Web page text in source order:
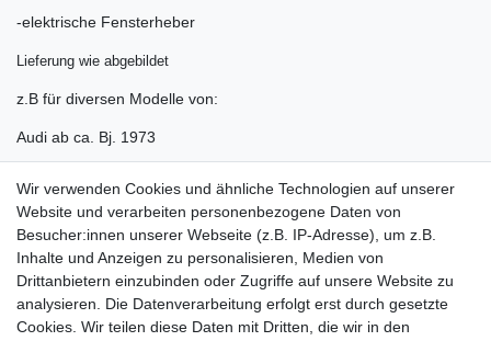
-elektrische Fensterheber
Lieferung wie abgebildet
z.B für diversen Modelle von:
Audi ab ca. Bj. 1973
Skoda ab ca. 1995
VW ab ca. Bj. 1971
Natürlich auch für Bastler geeignet
Größere Mengen auf Anfrage
Wir verwenden Cookies und ähnliche Technologien auf unserer
Website und verarbeiten personenbezogene Daten von
Besucher:innen unserer Webseite (z.B. IP-Adresse), um z.B.
Inhalte und Anzeigen zu personalisieren, Medien von
Drittanbietern einzubinden oder Zugriffe auf unsere Website zu
analysieren. Die Datenverarbeitung erfolgt erst durch gesetzte
Cookies. Wir teilen diese Daten mit Dritten, die wir in den